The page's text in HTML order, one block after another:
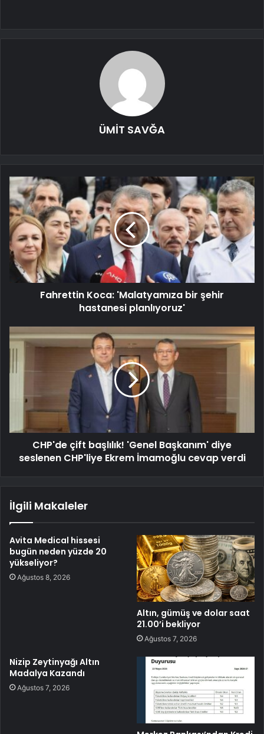
ÜMİT SAVĞA
Fahrettin Koca: 'Malatyamıza bir şehir
hastanesi planlıyoruz'
CHP'de çift başlılık! 'Genel Başkanım' diye
seslenen CHP'liye Ekrem İmamoğlu cevap verdi
İlgili Makaleler
Avita Medical hissesi
bugün neden yüzde 20
yükseliyor?
Ağustos 8, 2026
Altın, gümüş ve dolar saat
21.00’i bekliyor
Ağustos 7, 2026
Nizip Zeytinyağı Altın
Madalya Kazandı
Ağustos 7, 2026